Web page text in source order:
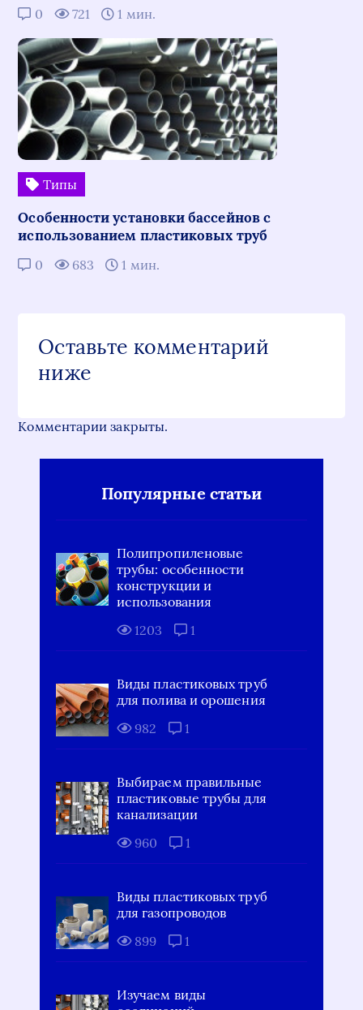
0 721 1 мин.
Типы
Особенности установки бассейнов с
использованием пластиковых труб
0 683 1 мин.
Оставьте комментарий
ниже
Комментарии закрыты.
Популярные статьи
Полипропиленовые
трубы: особенности
конструкции и
использования
1203
1
Виды пластиковых труб
для полива и орошения
982
1
Выбираем правильные
пластиковые трубы для
канализации
960
1
Виды пластиковых труб
для газопроводов
899
1
Изучаем виды